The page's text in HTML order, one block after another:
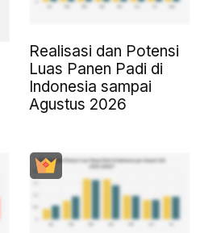
Realisasi dan Potensi
Luas Panen Padi di
Indonesia sampai
Agustus 2026